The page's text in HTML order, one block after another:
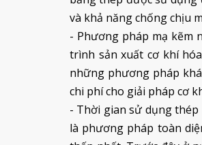
và khả năng chống chịu
- Phương pháp mạ kẽm
trình sản xuất cơ khí
những phương pháp
chi phí cho giải pháp cơ
- Thời gian sử dụng
là phương pháp toàn